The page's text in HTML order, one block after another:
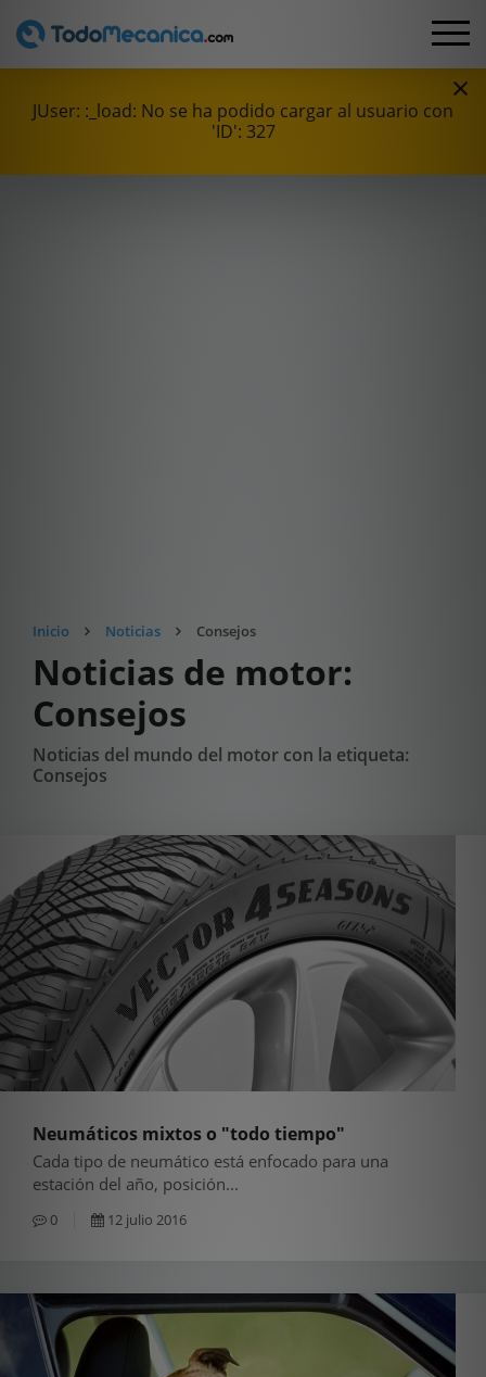
×
JUser: :_load: No se ha podido cargar al usuario con
'ID': 327
Inicio Noticias Consejos
Noticias de motor:
Consejos
Noticias del mundo del motor con la etiqueta:
Consejos
Neumáticos mixtos o "todo tiempo"
Cada tipo de neumático está enfocado para una
estación del año, posición...
0 12 julio 2016